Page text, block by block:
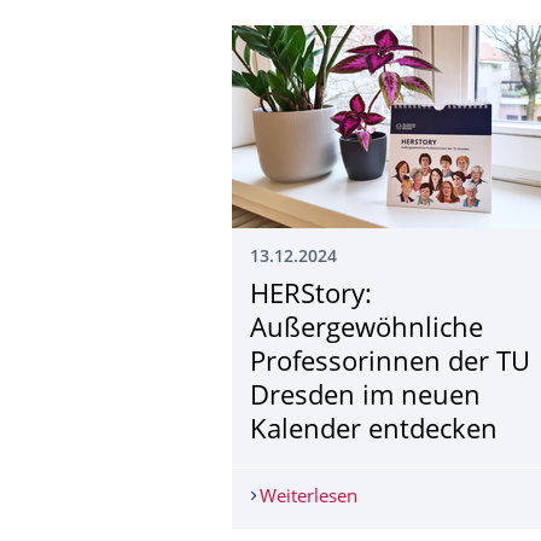
13.12.2024
HERStory:
Außergewöhnli­che
Professorinnen der TU
Dresden im neuen
Kalender entdecken
Weiterlesen